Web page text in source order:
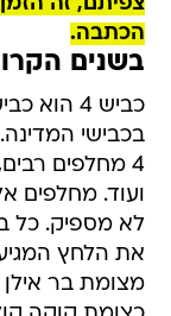
הכתבה.
בשנים
בכבישי
4 מחלפים
ועוד. מחלפים
לא מספיק. כל
את הלחץ
מצומת בר אילן